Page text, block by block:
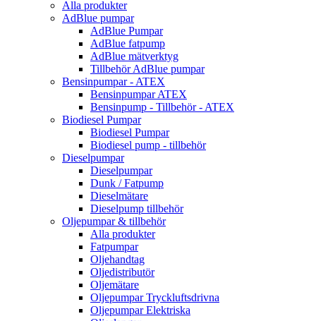
Alla produkter
AdBlue pumpar
AdBlue Pumpar
AdBlue fatpump
AdBlue mätverktyg
Tillbehör AdBlue pumpar
Bensinpumpar - ATEX
Bensinpumpar ATEX
Bensinpump - Tillbehör - ATEX
Biodiesel Pumpar
Biodiesel Pumpar
Biodiesel pump - tillbehör
Dieselpumpar
Dieselpumpar
Dunk / Fatpump
Dieselmätare
Dieselpump tillbehör
Oljepumpar & tillbehör
Alla produkter
Fatpumpar
Oljehandtag
Oljedistributör
Oljemätare
Oljepumpar Tryckluftsdrivna
Oljepumpar Elektriska